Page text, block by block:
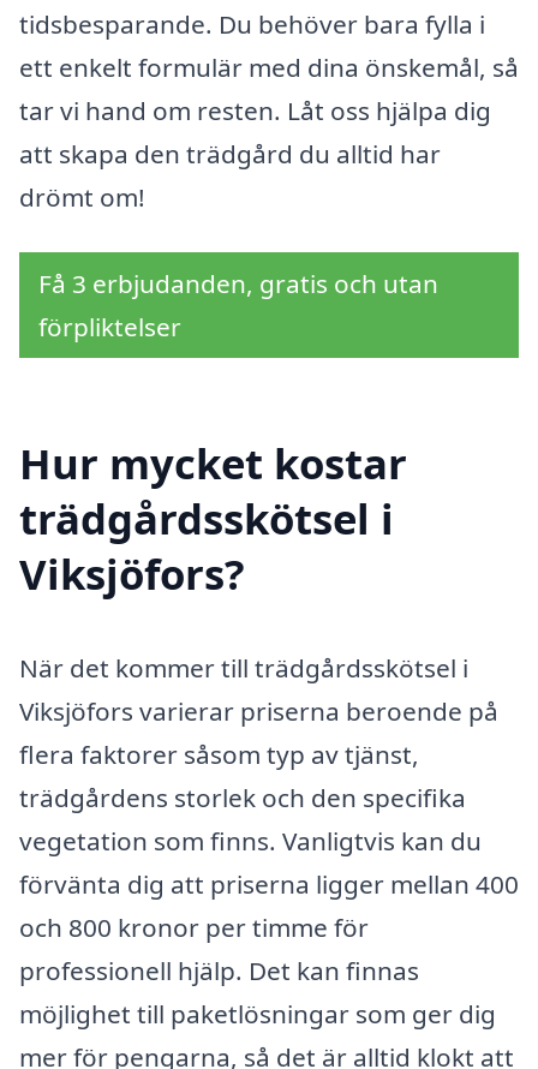
tidsbesparande. Du behöver bara fylla i
ett enkelt formulär med dina önskemål, så
tar vi hand om resten. Låt oss hjälpa dig
att skapa den trädgård du alltid har
drömt om!
Få 3 erbjudanden, gratis och utan
förpliktelser
Hur mycket kostar
trädgårdsskötsel i
Viksjöfors?
När det kommer till trädgårdsskötsel i
Viksjöfors varierar priserna beroende på
flera faktorer såsom typ av tjänst,
trädgårdens storlek och den specifika
vegetation som finns. Vanligtvis kan du
förvänta dig att priserna ligger mellan 400
och 800 kronor per timme för
professionell hjälp. Det kan finnas
möjlighet till paketlösningar som ger dig
mer för pengarna, så det är alltid klokt att